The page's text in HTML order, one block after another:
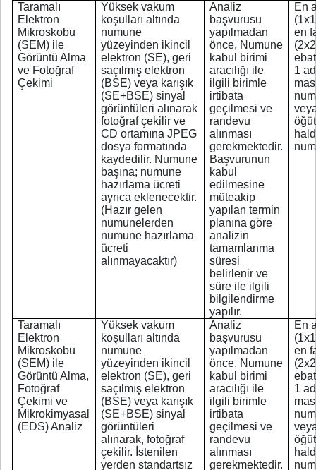
Taramalı
Elektron
Mikroskobu
(SEM) ile
Görüntü Alma
ve Fotoğraf
Çekimi
Yüksek vakum
koşulları altında
numune
yüzeyinden ikincil
elektron (SE), geri
saçılmış elektron
(BSE) veya karışık
(SE+BSE) sinyal
görüntüleri alınarak
fotoğraf çekilir ve
CD ortamına JPEG
dosya formatında
kaydedilir. Numune
başına; numune
hazırlama ücreti
ayrıca eklenecektir.
(Hazır gelen
numunelerden
numune hazırlama
ücreti
alınmayacaktır)
Analiz
başvurusu
yapılmadan
önce, Numune
kabul birimi
aracılığı ile
ilgili birimle
irtibata
geçilmesi ve
randevu
alınması
gerekmektedir.
Başvurunun
kabul
edilmesine
müteakip
yapılan termin
planına göre
analizin
tamamlanma
süresi
belirlenir ve
süre ile ilgili
bilgilendirme
yapılır.
En
en
1
Taramalı
Elektron
Mikroskobu
(SEM) ile
Görüntü Alma,
Fotoğraf
Çekimi ve
Mikrokimyasal
(EDS) Analiz
Yüksek vakum
koşulları altında
numune
yüzeyinden ikincil
elektron (SE), geri
saçılmış elektron
(BSE) veya karışık
(SE+BSE) sinyal
görüntüleri
alınarak, fotoğraf
çekilir. İstenilen
yerden standartsız
Analiz
başvurusu
yapılmadan
önce, Numune
kabul birimi
aracılığı ile
ilgili birimle
irtibata
geçilmesi ve
randevu
alınması
gerekmektedir.
En
en
1